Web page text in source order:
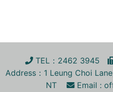
TEL ：2462 3945
Address：1 Leung Choi
NT
Email :